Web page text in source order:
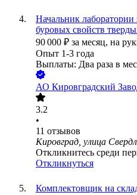
Начальник
буровых свойств
90 000 ₽ за месяц, на
Опыт 1-3 года
Выплаты: Два раза в
АО Кировградский
3.2
•
11 отзывов
Кировград, улица
Откликнитесь среди
Откликнуться
Комплектовщик на